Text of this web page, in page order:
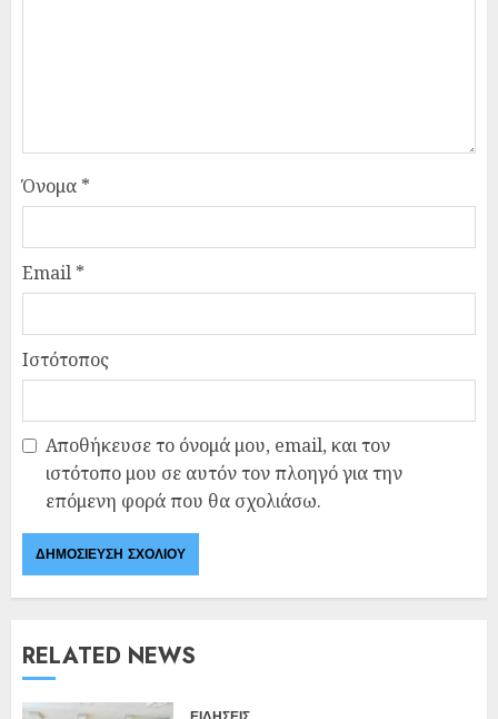
Όνομα *
Email *
Ιστότοπος
Αποθήκευσε το όνομά μου, email, και τον
ιστότοπο μου σε αυτόν τον πλοηγό για την
επόμενη φορά που θα σχολιάσω.
RELATED NEWS